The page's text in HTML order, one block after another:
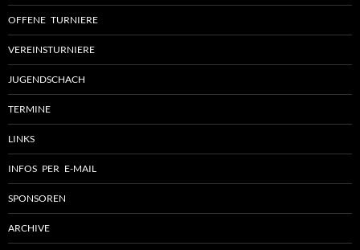
OFFENE TURNIERE
VEREINSTURNIERE
JUGENDSCHACH
TERMINE
LINKS
INFOS PER E-MAIL
SPONSOREN
ARCHIVE